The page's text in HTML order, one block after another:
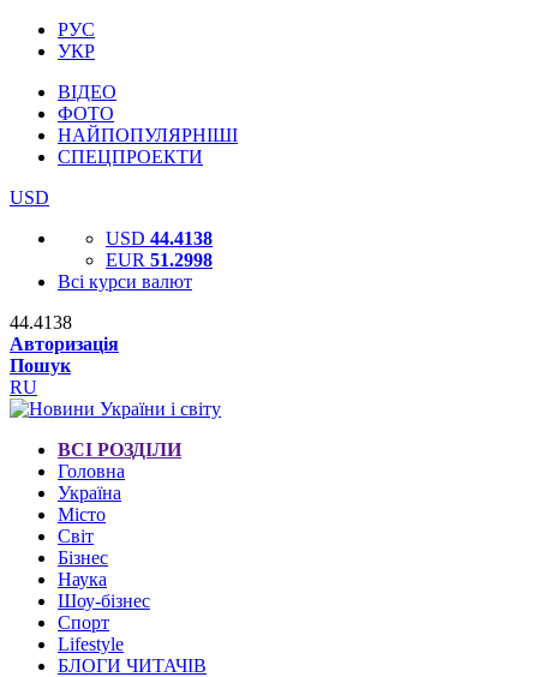
РУС
УКР
ВІДЕО
ФОТО
НАЙПОПУЛЯРНІШІ
СПЕЦПРОЕКТИ
USD
USD 44.4138
EUR 51.2998
Всі курси валют
44.4138
Авторизація
Пошук
RU
ВСІ РОЗДІЛИ
Головна
Україна
Місто
Світ
Бізнес
Наука
Шоу-бізнес
Спорт
Lifestyle
БЛОГИ ЧИТАЧІВ